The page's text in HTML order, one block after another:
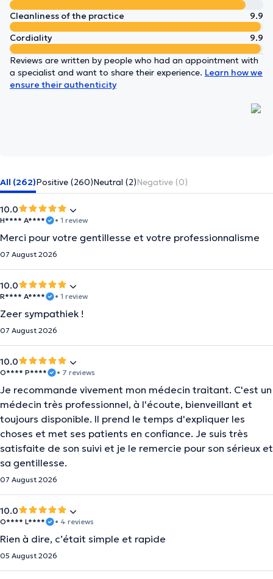
Cleanliness of the practice
9.9
Cordiality
9.9
Reviews are written by people who had an appointment with
a specialist and want to share their experience. Learn how we
ensure their authenticity
All (262)Positive (260)Neutral (2)Negative (0)
10.0
H**** A**** • 1 review
Merci pour votre gentillesse et votre professionnalisme
07 August 2026
10.0
R**** A**** • 1 review
Zeer sympathiek !
07 August 2026
10.0
O**** P**** • 7 reviews
Je recommande vivement mon médecin traitant. C'est un
médecin très professionnel, à l'écoute, bienveillant et
toujours disponible. Il prend le temps d'expliquer les
choses et met ses patients en confiance. Je suis très
satisfaite de son suivi et je le remercie pour son sérieux et
sa gentillesse.
07 August 2026
10.0
O**** L**** • 4 reviews
Rien à dire, c’était simple et rapide
05 August 2026